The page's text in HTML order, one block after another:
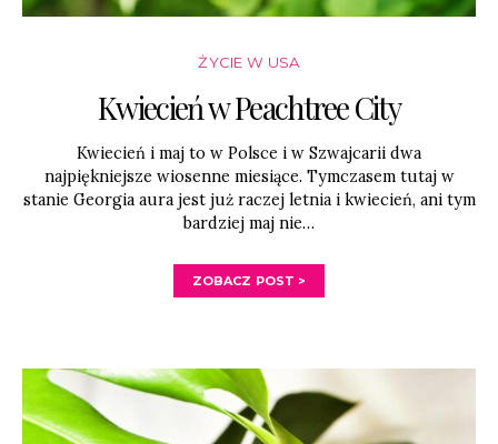
ŻYCIE W USA
Kwiecień w Peachtree City
Kwiecień i maj to w Polsce i w Szwajcarii dwa
najpiękniejsze wiosenne miesiące. Tymczasem tutaj w
stanie Georgia aura jest już raczej letnia i kwiecień, ani tym
bardziej maj nie…
ZOBACZ POST >